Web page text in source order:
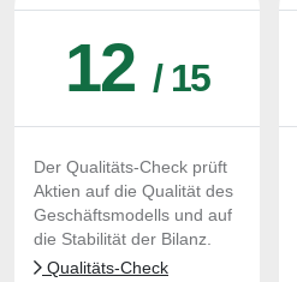
12 / 15
Der Qualitäts-Check prüft
Aktien auf die Qualität des
Geschäftsmodells und auf
die Stabilität der Bilanz.
Qualitäts-Check